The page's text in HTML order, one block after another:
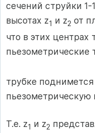
сечений струйки
высотах z1 и z2 от
что в этих
трубке
пьезометрическую
Т.е. z1 и z2